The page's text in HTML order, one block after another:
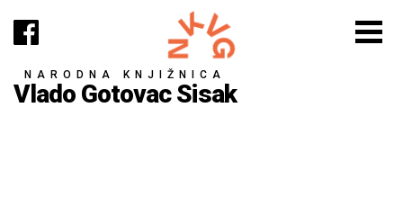
NARODNA KNJIŽNICA
Vlado Gotovac Sisak